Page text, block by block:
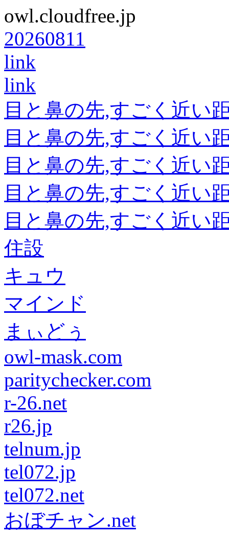
owl.cloudfree.jp
20260811
link
link
目と鼻の先,すごく近い
目と鼻の先,すごく近い
目と鼻の先,すごく近い
目と鼻の先,すごく近い
目と鼻の先,すごく近い
住設
キュウ
マインド
まぃどぅ
owl-mask.com
paritychecker.com
r-26.net
r26.jp
telnum.jp
tel072.jp
tel072.net
おぼチャン.net